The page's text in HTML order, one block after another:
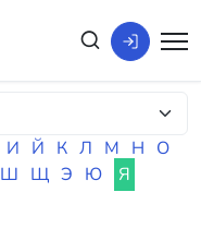
И Й К Л М Н О
Ш Щ Э Ю Я